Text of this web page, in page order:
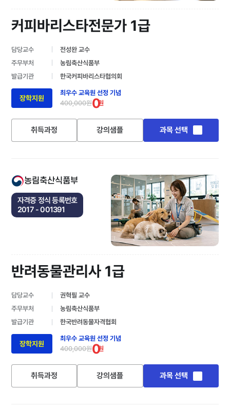
커피바리스타전문가 1급
담당교수
전성완 교수
주무부처
농림축산식품부
발급기관
한국커피바리스타협의회
장학지원
최우수 교육원 선정 기념
400,000원0원
취득과정 강의샘플 과목 선택
농림축산식품부
자격증 정식 등록번호
2017 - 001391
반려동물관리사 1급
담당교수
권혁필 교수
주무부처
농림축산식품부
발급기관
한국반려동물자격협회
장학지원
최우수 교육원 선정 기념
400,000원0원
취득과정 강의샘플 과목 선택